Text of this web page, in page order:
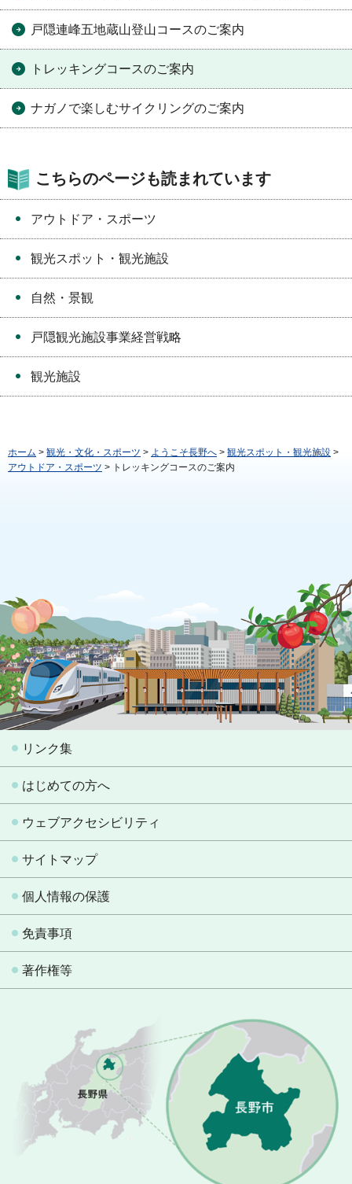
戸隠連峰五地蔵山登山コースのご案内
トレッキングコースのご案内
ナガノで楽しむサイクリングのご案内
こちらのページも読まれています
アウトドア・スポーツ
観光スポット・観光施設
自然・景観
戸隠観光施設事業経営戦略
観光施設
ホーム > 観光・文化・スポーツ > ようこそ長野へ > 観光スポット・観光施設 >
アウトドア・スポーツ > トレッキングコースのご案内
リンク集
はじめての方へ
ウェブアクセシビリティ
サイトマップ
個人情報の保護
免責事項
著作権等